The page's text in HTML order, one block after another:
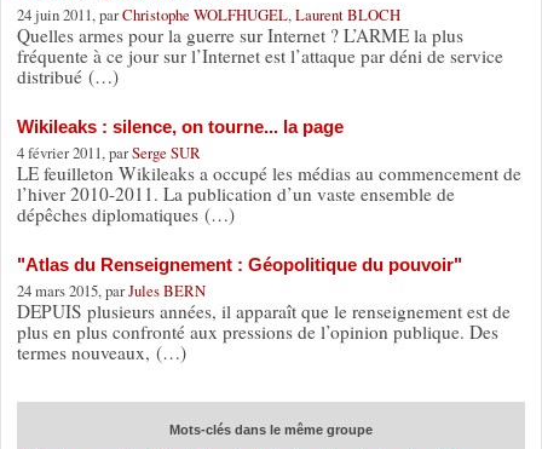
24 juin 2011, parChristophe WOLFHUGEL, Laurent BLOCH
Quelles armes pour la guerre sur Internet ? L’ARME la plus
fréquente à ce jour sur l’Internet est l’attaque par déni de service
distribué (…)
Wikileaks : silence, on tourne... la page
4 février 2011, parSerge SUR
LE feuilleton Wikileaks a occupé les médias au commencement de
l’hiver 2010-2011. La publication d’un vaste ensemble de
dépêches diplomatiques (…)
"Atlas du Renseignement : Géopolitique du pouvoir"
24 mars 2015, parJules BERN
DEPUIS plusieurs années, il apparaît que le renseignement est de
plus en plus confronté aux pressions de l’opinion publique. Des
termes nouveaux, (…)
Mots-clés dans le même groupe